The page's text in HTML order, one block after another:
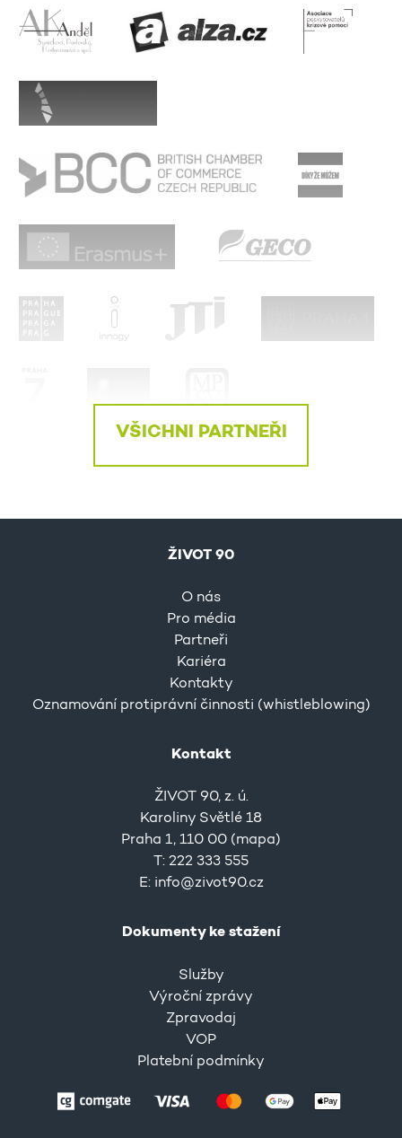
VŠICHNI PARTNEŘI
ŽIVOT 90
O nás
Pro média
Partneři
Kariéra
Kontakty
Oznamování protiprávní činnosti (whistleblowing)
Kontakt
ŽIVOT 90, z. ú.
Karoliny Světlé 18
Praha 1, 110 00 (mapa)
T: 222 333 555
E: info@zivot90.cz
Dokumenty ke stažení
Služby
Výroční zprávy
Zpravodaj
VOP
Platební podmínky